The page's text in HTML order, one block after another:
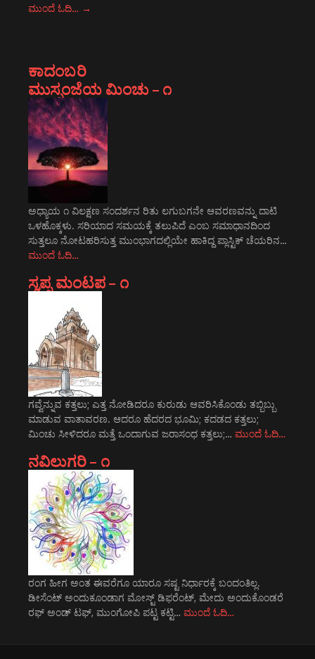
ಮುಂದೆ ಓದಿ… →
ಕಾದಂಬರಿ
ಮುಸ್ಸಂಜೆಯ ಮಿಂಚು – ೧
ಅಧ್ಯಾಯ ೧ ವಿಲಕ್ಷಣ ಸಂದರ್ಶನ ರಿತು ಲಗುಬಗನೇ ಆವರಣವನ್ನು ದಾಟಿ
ಒಳಹೊಕ್ಕಳು. ಸರಿಯಾದ ಸಮಯಕ್ಕೆ ತಲುಪಿದೆ ಎಂಬ ಸಮಾಧಾನದಿಂದ
ಸುತ್ತಲೂ ನೋಟಹರಿಸುತ್ತ ಮುಂಭಾಗದಲ್ಲಿಯೇ ಹಾಕಿದ್ದ ಪ್ಲಾಸ್ಟಿಕ್ ಚೆಯರಿನ…
ಮುಂದೆ ಓದಿ…
ಸ್ವಪ್ನ ಮಂಟಪ – ೧
ಗವ್ವೆನ್ನುವ ಕತ್ತಲು; ಎತ್ತ ನೋಡಿದರೂ ಕುರುಡು ಆವರಿಸಿಕೊಂಡು ತಬ್ಬಿಬ್ಬು
ಮಾಡುವ ವಾತಾವರಣ. ಆದರೂ ಹೆದರದ ಭೂಮಿ; ಕದಡದ ಕತ್ತಲು;
ಮಿಂಚು ಸೀಳಿದರೂ ಮತ್ತೆ ಒಂದಾಗುವ ಜರಾಸಂಧ ಕತ್ತಲು;… ಮುಂದೆ ಓದಿ…
ನವಿಲುಗರಿ – ೧
ರಂಗ ಹೀಗ ಅಂತ ಈವರೆಗೂ ಯಾರೂ ಸಷ್ಟ ನಿರ್ಧಾರಕ್ಕೆ ಬಂದಂತಿಲ್ಲ.
ಡೀಸೆಂಟ್ ಅಂದುಕೂಂಡಾಗ ಮೋಸ್ಟ್‌ ಡಿಫರೆಂಟ್‌, ಮೇದು ಅಂದುಕೊಂಡರೆ
ರಫ್ ಅಂಡ್ ಟಫ್, ಮುಂಗೋಪಿ ಪಟ್ಟ ಕಟ್ಟಿ… ಮುಂದೆ ಓದಿ…